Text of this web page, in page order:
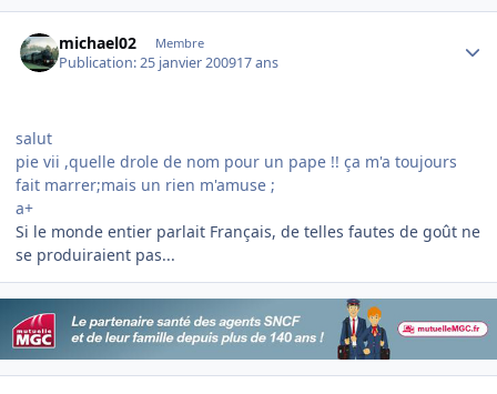
michael02 Membre
Publication:25 janvier 200917 ans
salut
pie vii ,quelle drole de nom pour un pape !! ça m'a toujours
fait marrer;mais un rien m'amuse ;
a+
Si le monde entier parlait Français, de telles fautes de goût ne
se produiraient pas...